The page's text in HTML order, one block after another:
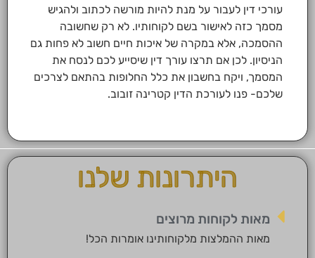
עורכי דין לעבור על מנת להיות מורשה לכתוב ולהגיש
מסמך כזה לאישור בשם לקוחותיו. לא רק שחשובה
ההסמכה, אלא במקרה של איכות חיים חשוב לא פחות גם
הניסיון. לכן אם תרצו עורך דין שיסייע לכם לנסח את
המסמך, ויקח בחשבון את כלל החלופות בהתאם לצרכים
שלכם- פנו לעורכת הדין קטרינה זובוב.
היתרונות שלנו
מאות לקוחות מרוצים
מאות ההמלצות מלקוחותינו אומרות הכל!